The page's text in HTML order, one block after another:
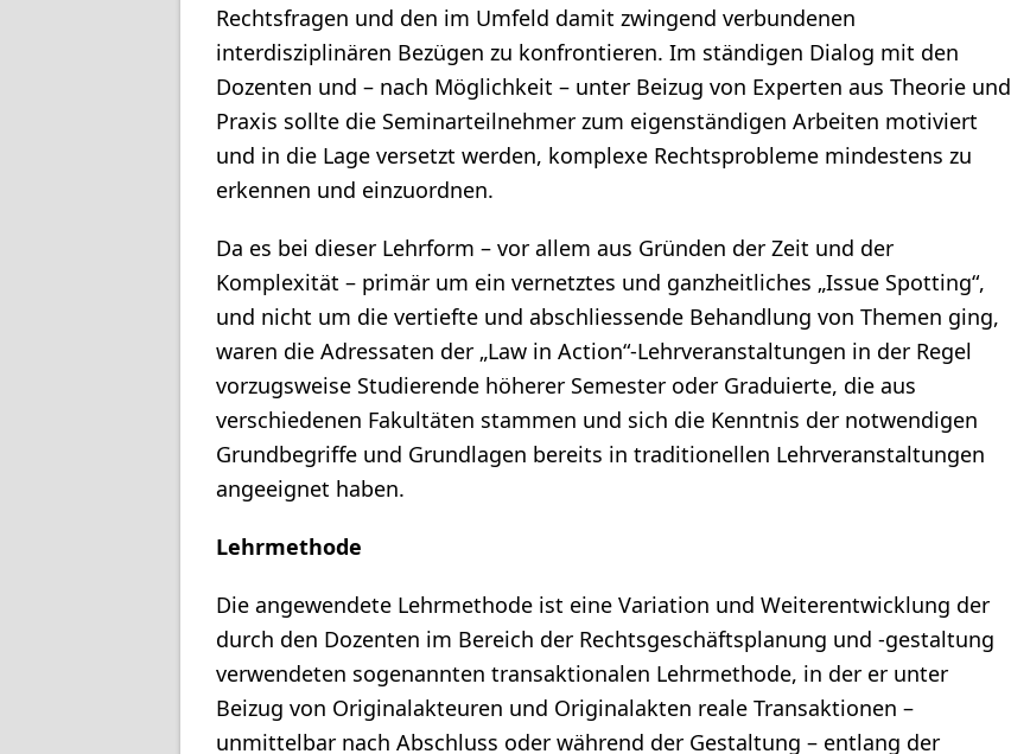
Rechtsfragen und den im Umfeld damit zwingend verbundenen
interdisziplinären Bezügen zu konfrontieren. Im ständigen Dialog mit den
Dozenten und – nach Möglichkeit – unter Beizug von Experten aus Theorie und
Praxis sollte die Seminarteilnehmer zum eigenständigen Arbeiten motiviert
und in die Lage versetzt werden, komplexe Rechtsprobleme mindestens zu
erkennen und einzuordnen.
Da es bei dieser Lehrform – vor allem aus Gründen der Zeit und der
Komplexität – primär um ein vernetztes und ganzheitliches „Issue Spotting“,
und nicht um die vertiefte und abschliessende Behandlung von Themen ging,
waren die Adressaten der „Law in Action“-Lehrveranstaltungen in der Regel
vorzugsweise Studierende höherer Semester oder Graduierte, die aus
verschiedenen Fakultäten stammen und sich die Kenntnis der notwendigen
Grundbegriffe und Grundlagen bereits in traditionellen Lehrveranstaltungen
angeeignet haben.
Lehrmethode
Die angewendete Lehrmethode ist eine Variation und Weiterentwicklung der
durch den Dozenten im Bereich der Rechtsgeschäftsplanung und -gestaltung
verwendeten sogenannten transaktionalen Lehrmethode, in der er unter
Beizug von Originalakteuren und Originalakten reale Transaktionen –
unmittelbar nach Abschluss oder während der Gestaltung – entlang der